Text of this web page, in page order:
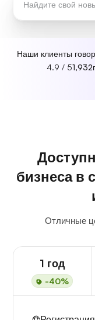
Наши клиенты
4.9 / 51,932
бизнеса в
Отличные
1 год
-40%